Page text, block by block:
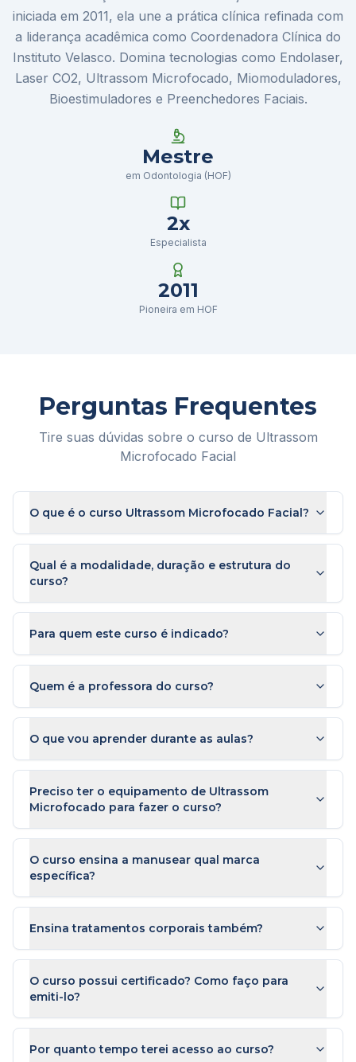
iniciada em 2011, ela une a prática clínica refinada com
a liderança acadêmica como Coordenadora Clínica do
Instituto Velasco. Domina tecnologias como Endolaser,
Laser CO2, Ultrassom Microfocado, Miomoduladores,
Bioestimuladores e Preenchedores Faciais.
Mestre
em Odontologia (HOF)
2x
Especialista
2011
Pioneira em HOF
Perguntas Frequentes
Tire suas dúvidas sobre o curso de Ultrassom
Microfocado Facial
O que é o curso Ultrassom Microfocado Facial?
Qual é a modalidade, duração e estrutura do
curso?
Para quem este curso é indicado?
Quem é a professora do curso?
O que vou aprender durante as aulas?
Preciso ter o equipamento de Ultrassom
Microfocado para fazer o curso?
O curso ensina a manusear qual marca
específica?
Ensina tratamentos corporais também?
O curso possui certificado? Como faço para
emiti-lo?
Por quanto tempo terei acesso ao curso?